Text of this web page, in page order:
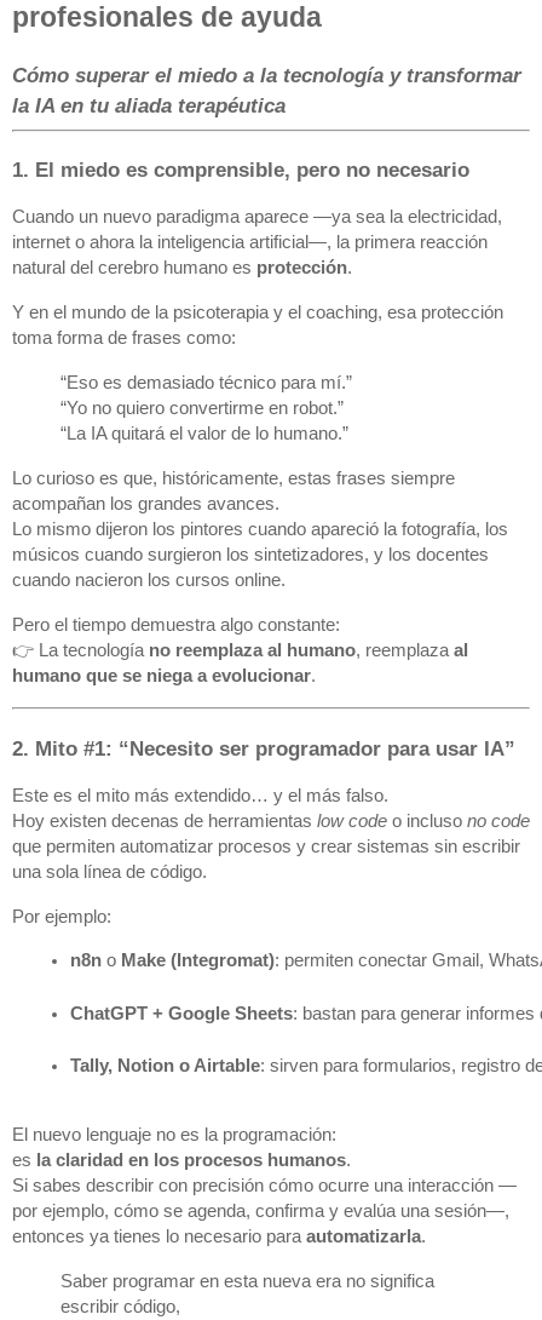
profesionales de ayuda
Cómo superar el miedo a la tecnología y transformar
la IA en tu aliada terapéutica
1. El miedo es comprensible, pero no necesario
Cuando un nuevo paradigma aparece —ya sea la electricidad,
internet o ahora la inteligencia artificial—, la primera reacción
natural del cerebro humano es protección.
Y en el mundo de la psicoterapia y el coaching, esa protección
toma forma de frases como:
“Eso es demasiado técnico para mí.”
“Yo no quiero convertirme en robot.”
“La IA quitará el valor de lo humano.”
Lo curioso es que, históricamente, estas frases siempre
acompañan los grandes avances.
Lo mismo dijeron los pintores cuando apareció la fotografía, los
músicos cuando surgieron los sintetizadores, y los docentes
cuando nacieron los cursos online.
Pero el tiempo demuestra algo constante:
👉 La tecnología no reemplaza al humano, reemplazaal
humano que se niega a evolucionar.
2. Mito #1: “Necesito ser programador para usar IA”
Este es el mito más extendido… y el más falso.
Hoy existen decenas de herramientas low code o incluso no code
que permiten automatizar procesos y crear sistemas sin escribir
una sola línea de código.
Por ejemplo:
n8n o Make (Integromat): permiten conectar Gmail,
ChatGPT + Google Sheets: bastan para generar
Tally, Notion o Airtable: sirven para formularios, registro
El nuevo lenguaje no es la programación:
es la claridad en los procesos humanos.
Si sabes describir con precisión cómo ocurre una interacción —
por ejemplo, cómo se agenda, confirma y evalúa una sesión—,
entonces ya tienes lo necesario paraautomatizarla.
Saber programar en esta nueva era no significa
escribir código,